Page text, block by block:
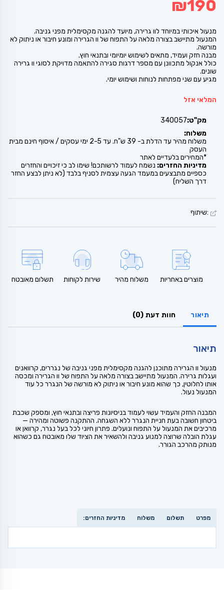
₪190
מנעול איכותי במיוחד לוו גרירה, מיועד להגנה מקסימלית מפני גניבה.
המנעול מתיישב בצורה מלאה על התפוח של וו הגרירה ומונע חיבור או ניתוק לא
מורשה.
מבנה חזק ועמיד, מתאים לשימוש יומיומי ובתנאי חוץ.
כולל אנקול מתכוונן עם מספר דרגות סגירה להתאמה מדויקת לסוגי וו גרירה
שונים.
מגיע עם שני מפתחות לנוחות ושימוש יומי.
המלאי אזל
מק"ט:340057
משלוח:
משלוח מהיר עד הדלת ב- 39 ש"ח. עד 2-5 ימי עסקים / איסוף חינם מבית
העסק
*המחירים בלעדיים לאתר
מדיניות החזרים: נשמח לעמוד לרשותכם! שימו לב כי זיכויים והחזרים
כספיים מתבצעים במעמד הגעה עצמית לסניף בלבד (לא ניתן לבצע החזר
דרך השליח)
:שיתוף
מוצרים באחריות משלוח מהיר שירות לקוחות תשלום מאובטח
תיאור חוות דעת (0)
תיאור
מנעול וו הגרירה מתוכנן להגנה מקסימלית מפני גניבה של נגררים, קרוואנים
ועגלות גרירה. המנעול מתיישב בצורה מלאה על התפוח של וו הגרירה ומכסה
אותו לחלוטין, כך שהוא מונע חיבור או ניתוק לא מורשה של הנגרר כל עוד
המנעול נעול.
המבנה החזק והעמיד עשוי לעמוד בניסיונות פריצה ובתנאי חוץ, ומספק שכבת
ביטחון חשובה בעת חניית הנגרר ללא השגחה. ההתקנה פשוטה ומהירה —
מרכיבים את המנעול על התפוח ונועלים. פתרון חיוני לכל בעל נגרר, קרוואן או
עגלת הובלה שרוצה למנוע גניבה ולהשאיר את הציוד שלו מאובטח גם כשהוא
מנותק מהרכב הגורר.
מפרט תשלום משלוח מדיניות החזרים: